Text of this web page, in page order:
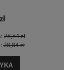
28,84 zł
28,84 zł